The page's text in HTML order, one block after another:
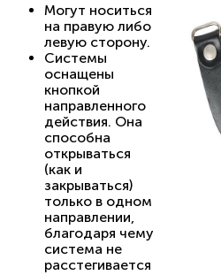
Могут носиться
на правую либо
левую сторону.
Системы
оснащены
кнопкой
направленного
действия. Она
способна
открываться
(как и
закрываться)
только в одном
направлении,
благодаря чему
система не
расстегивается